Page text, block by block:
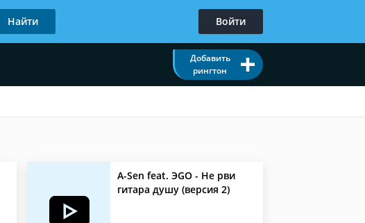
Войти
Добавить
рингтон
A-Sen feat. ЭGO - Не рви
гитара душу (версия 2)